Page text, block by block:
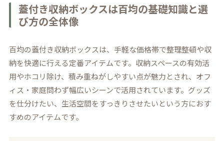
蓋付き収納ボックスは百均の基礎知識と選
び方の全体像
百均の蓋付き収納ボックスは、手軽な価格帯で整理整頓や収
納を快適に行える定番アイテムです。収納スペースの有効活
用やホコリ除け、積み重ねがしやすい点が魅力とされ、オフ
ィス・家庭問わず幅広いシーンで活用されています。グッズ
を仕分けたい、生活空間をすっきりさせたいという方におす
すめのアイテムです。